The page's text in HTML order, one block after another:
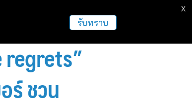
ฝากข่าวประชาสัมพันธ์
regrets”
ร์ ชวน
รับทราบ
X